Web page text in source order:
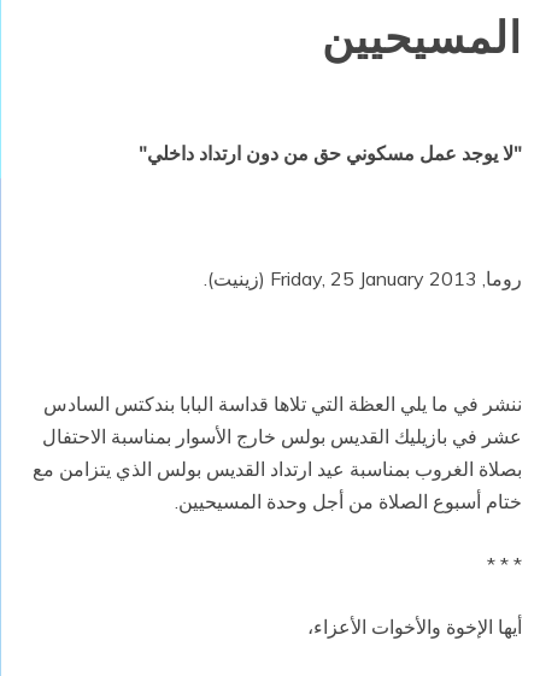
المسيحيين
"لا يوجد عمل مسكوني حق من دون ارتداد داخلي"
روما, Friday, 25 January 2013 ( زينيت).
ننشر في ما يلي العظة التي تلاها قداسة البابا بندكتس السادس
عشر في بازيليك القديس بولس خارج الأسوار بمناسبة الاحتفال
بصلاة الغروب بمناسبة عيد ارتداد القديس بولس الذي يتزامن مع
ختام أسبوع الصلاة من أجل وحدة المسيحيين.
* * *
أيها الإخوة والأخوات الأعزاء،